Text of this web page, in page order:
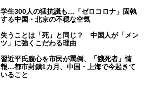
学生300人の猛抗議も…「ゼロコロナ」固執
する中国・北京の不穏な空気
失うことは「死」と同じ？ 中国人が「メン
ツ」に強くこだわる理由
習近平氏腹心を市民が罵倒、「餓死者」情
報…都市封鎖1カ月、中国・上海で今起きて
いること